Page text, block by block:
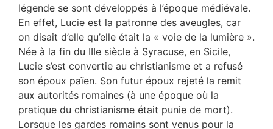
légende se sont développés à l’époque médiévale.
En effet, Lucie est la patronne des aveugles, car
on disait d’elle qu’elle était la « voie de la lumière ».
Née à la fin du IIIe siècle à Syracuse, en Sicile,
Lucie s’est convertie au christianisme et a refusé
son époux païen. Son futur époux rejeté la remit
aux autorités romaines (à une époque où la
pratique du christianisme était punie de mort).
Lorsque les gardes romains sont venus pour la